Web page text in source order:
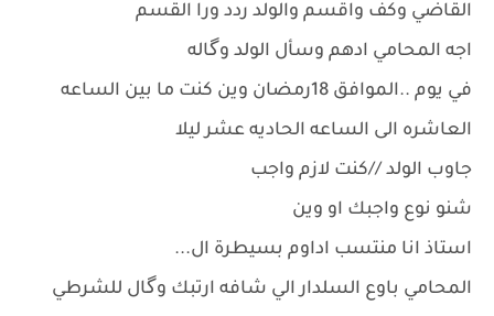
القاضي وكف واقسم والولد ردد ورا القسم
اجه المحامي ادهم وسأل الولد وگاله
في يوم ..الموافق 18رمضان وين كنت ما بين الساعه
العاشره الى الساعه الحاديه عشر ليلا
جاوب الولد //كنت لازم واجب
شنو نوع واجبك او وين
استاذ انا منتسب اداوم بسيطرة ال...
المحامي باوع السلدار الي شافه ارتبك وگال للشرطي